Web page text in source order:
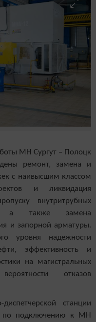
МН Сургут – Полоцк
ремонт, замена и
с наивысшим классом
и ликвидация
внутритрубных
а также замена
и запорной арматуры.
уровня надежности
эффективность и
на магистральных
отказов
станции
по подключению к МН